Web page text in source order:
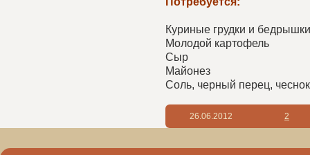
Куриные грудки и бедрышки
Молодой картофель
Сыр
Майонез
Соль, черный перец, чеснок
26.06.2012 2